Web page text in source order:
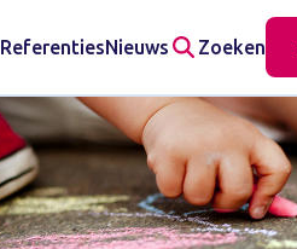
ReferentiesNieuws Zoeken